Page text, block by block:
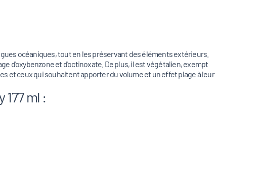
océaniques, tout en les préservant des éléments extérieurs.
d'oxybenzone et d'octinoxate. De plus, il est végétalien, exempt
et ceux qui souhaitent apporter du volume et un effet plage à leur
ml :